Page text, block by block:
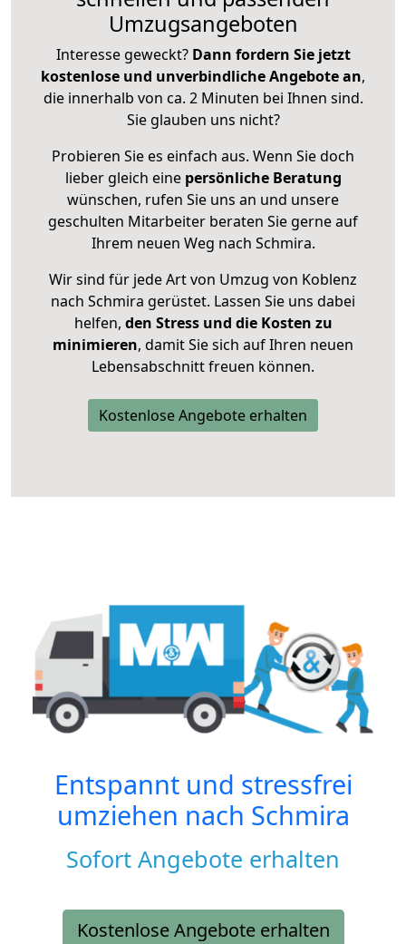
Umzugsangeboten
Interesse geweckt? Dann fordern Sie jetzt
kostenlose und unverbindliche Angebote an,
die innerhalb von ca. 2 Minuten bei Ihnen sind.
Sie glauben uns nicht?
Probieren Sie es einfach aus. Wenn Sie doch
lieber gleich eine persönliche Beratung
wünschen, rufen Sie uns an und unsere
geschulten Mitarbeiter beraten Sie gerne auf
Ihrem neuen Weg nach Schmira.
Wir sind für jede Art von Umzug von Koblenz
nach Schmira gerüstet. Lassen Sie uns dabei
helfen, den Stress und die Kosten zu
minimieren, damit Sie sich auf Ihren neuen
Lebensabschnitt freuen können.
Kostenlose Angebote erhalten
Entspannt und stressfrei
umziehen nach Schmira
Sofort Angebote erhalten
Kostenlose Angebote erhalten